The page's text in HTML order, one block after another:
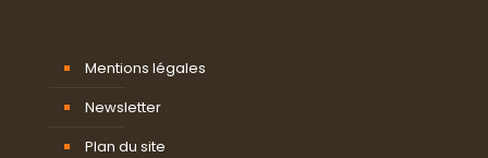
Mentions légales
Newsletter
Plan du site